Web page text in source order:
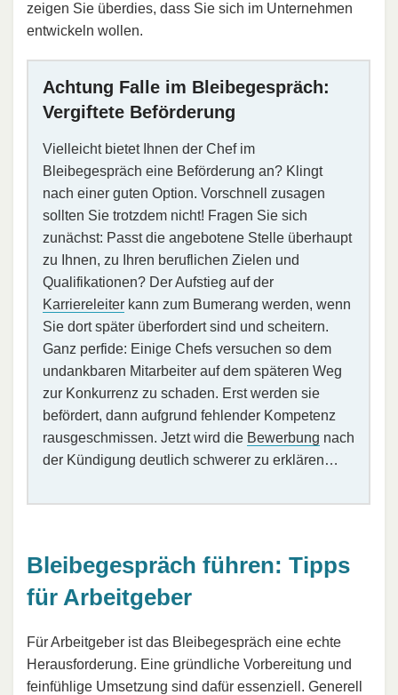
zeigen Sie überdies, dass Sie sich im Unternehmen
entwickeln wollen.
Achtung Falle im Bleibegespräch:
Vergiftete Beförderung
Vielleicht bietet Ihnen der Chef im
Bleibegespräch eine Beförderung an? Klingt
nach einer guten Option. Vorschnell zusagen
sollten Sie trotzdem nicht! Fragen Sie sich
zunächst: Passt die angebotene Stelle überhaupt
zu Ihnen, zu Ihren beruflichen Zielen und
Qualifikationen? Der Aufstieg auf der
Karriereleiter kann zum Bumerang werden, wenn
Sie dort später überfordert sind und scheitern.
Ganz perfide: Einige Chefs versuchen so dem
undankbaren Mitarbeiter auf dem späteren Weg
zur Konkurrenz zu schaden. Erst werden sie
befördert, dann aufgrund fehlender Kompetenz
rausgeschmissen. Jetzt wird die Bewerbung nach
der Kündigung deutlich schwerer zu erklären…
Bleibegespräch führen: Tipps
für Arbeitgeber
Für Arbeitgeber ist das Bleibegespräch eine echte
Herausforderung. Eine gründliche Vorbereitung und
feinfühlige Umsetzung sind dafür essenziell. Generell